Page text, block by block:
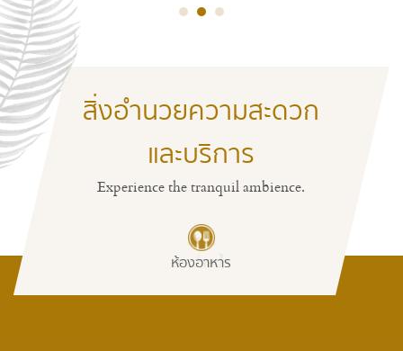
สิ่งอำนวยความสะดวก
และบริการ
Experience the tranquil ambience.
ห้องอาหาร